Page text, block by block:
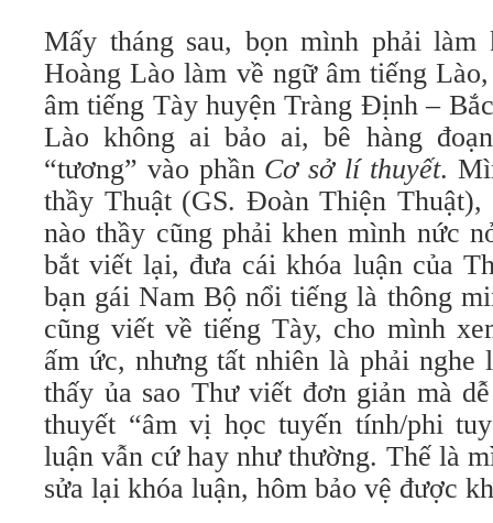
Mấy tháng sau, bọn mình phải làm
Hoàng Lào làm về ngữ âm tiếng
âm tiếng Tày huyện Tràng Định –
Lào không ai bảo ai, bê hàng
“tương” vào phần Cơ sở lí thuyết.
thầy Thuật (GS. Đoàn Thiện
nào thầy cũng phải khen mình nức
bắt viết lại, đưa cái khóa luận của
bạn gái Nam Bộ nổi tiếng là thông
cũng viết về tiếng Tày, cho mình
ấm ức, nhưng tất nhiên là phải nghe
thấy ủa sao Thư viết đơn giản mà
thuyết “âm vị học tuyến tính/phi
luận vẫn cứ hay như thường. Thế là
sửa lại khóa luận, hôm bảo vệ được